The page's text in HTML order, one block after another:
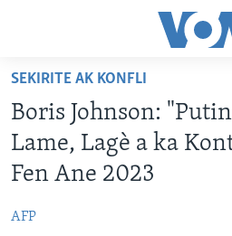
Skip
main
content
Skip
to
main
LÈZETAZINI
AMERIK LATIN
VIDEO
SEKIRITE AK KONFLI
Boris Johnson:
Lame, Lagè a ka
Fen Ane 2023
AFP